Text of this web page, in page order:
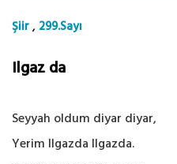
Şiir, 299.Sayı
Ilgaz da
Seyyah oldum diyar diyar,
Yerim Ilgazda Ilgazda.